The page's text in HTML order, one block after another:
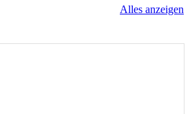
Alles anzeigen